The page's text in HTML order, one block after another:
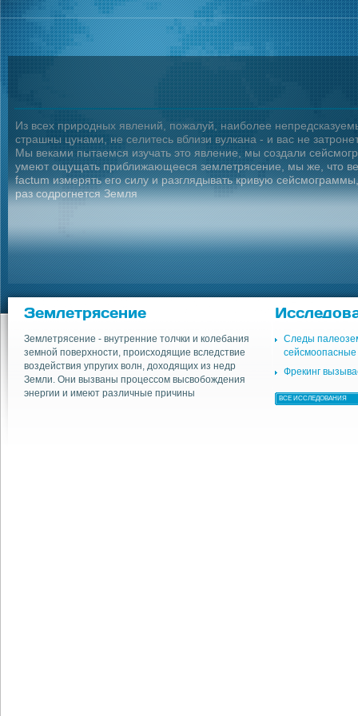
Из всех природных явлений, пожалуй, наиболее
страшны цунами, не селитесь вблизи вулкана - и вас не
Мы веками пытаемся изучать это явление, мы создали
умеют ощущать приближающееся землетрясение, мы же, что
factum измерять его силу и разглядывать кривую
раз содрогнется Земля
Землетрясение
Землетрясение - внутренние толчки и колебания
земной поверхности, происходящие вследствие
воздействия упругих волн, доходящих из недр
Земли. Они вызваны процессом высвобождения
энергии и имеют различные причины
Следы
Фрекинг
ВСЕ ИССЛЕДОВАНИЯ